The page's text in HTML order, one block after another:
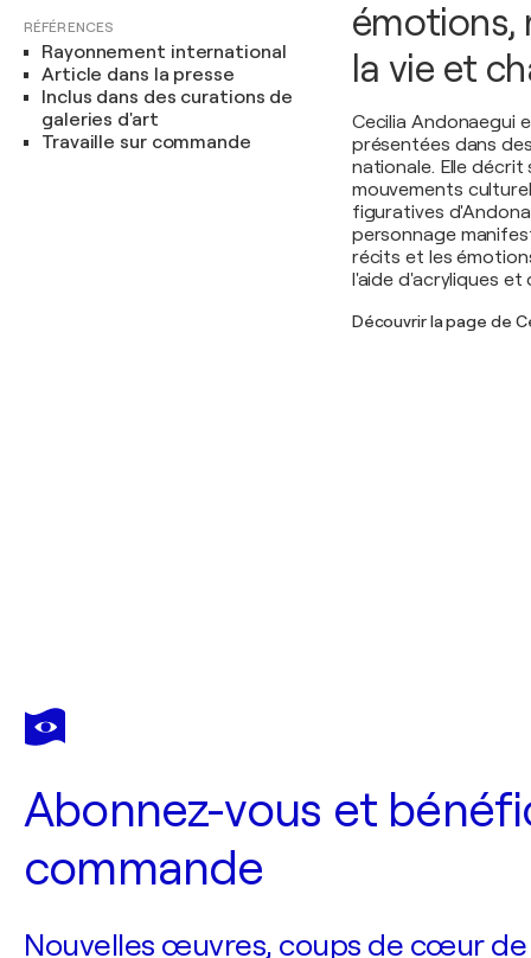
RÉFÉRENCES
Rayonnement international
Article dans la presse
Inclus dans des curations de
galeries d'art
Travaille sur commande
émotions,
la vie et
Cecilia Andonaegui
présentées dans
nationale. Elle
mouvements
figuratives
personnage
récits et les
l'aide d'acryliques et
Découvrir la page de
Abonnez-vous et
commande
Nouvelles œuvres, coups de cœur